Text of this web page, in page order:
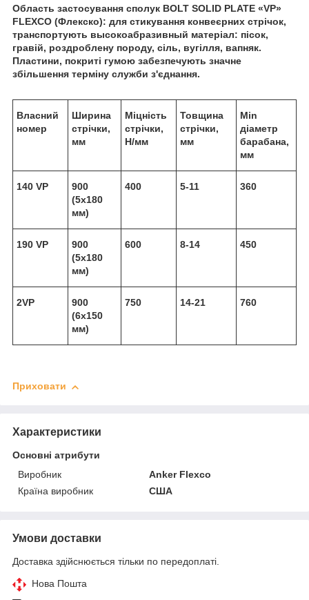
Область застосування сполук BOLT SOLID PLATE «VP»
FLEXCO (Флекско): для стикування конвеєрних стрічок,
транспортують высокоабразивный матеріал: пісок,
гравій, роздроблену породу, сіль, вугілля, вапняк.
Пластини, покриті гумою забезпечують значне
збільшення терміну служби з'єднання.
Власний
номер
Ширина
стрічки,
мм
Міцність
стрічки,
Н/мм
Товщина
стрічки,
мм
Min
діаметр
барабана,
мм
140 VP
900
(5х180
мм)
400 5-11 360
190 VP
900
(5х180
мм)
600 8-14 450
2VP
900
(6х150
мм)
750 14-21 760
Приховати
Характеристики
Основні атрибути
Виробник
Anker Flexco
Країна виробник
США
Умови доставки
Доставка здійснюється тільки по передоплаті.
Нова Пошта